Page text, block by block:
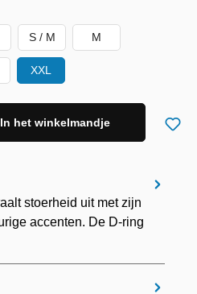
S / M M
XXL
In het winkelmandje
stoerheid uit met zijn
accenten. De D-ring